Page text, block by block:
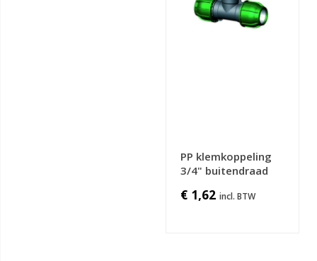
PP klemkoppeling
3/4" buitendraad
€ 1,62